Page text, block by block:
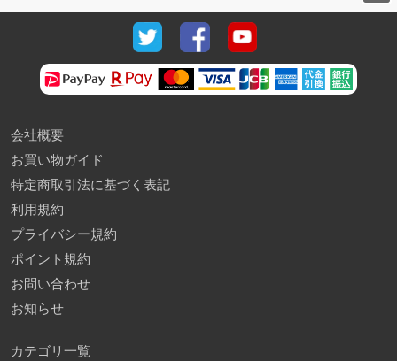
会社概要
お買い物ガイド
特定商取引法に基づく表記
利用規約
プライバシー規約
ポイント規約
お問い合わせ
お知らせ
カテゴリ一覧